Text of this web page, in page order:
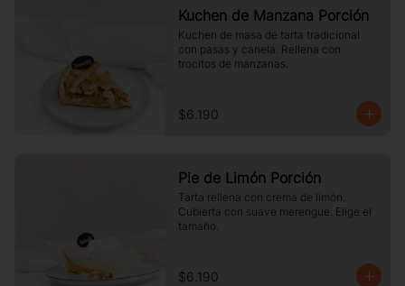
Kuchen de Manzana Porción
Kuchen de masa de tarta tradicional
con pasas y canela. Rellena con
trocitos de manzanas.
$6.190
Pie de Limón Porción
Tarta rellena con crema de limón.
Cubierta con suave merengue. Elige el
tamaño.
$6.190